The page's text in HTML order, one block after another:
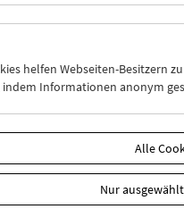
helfen Webseiten-Besitzern
indem Informationen anonym
Alle
Nur